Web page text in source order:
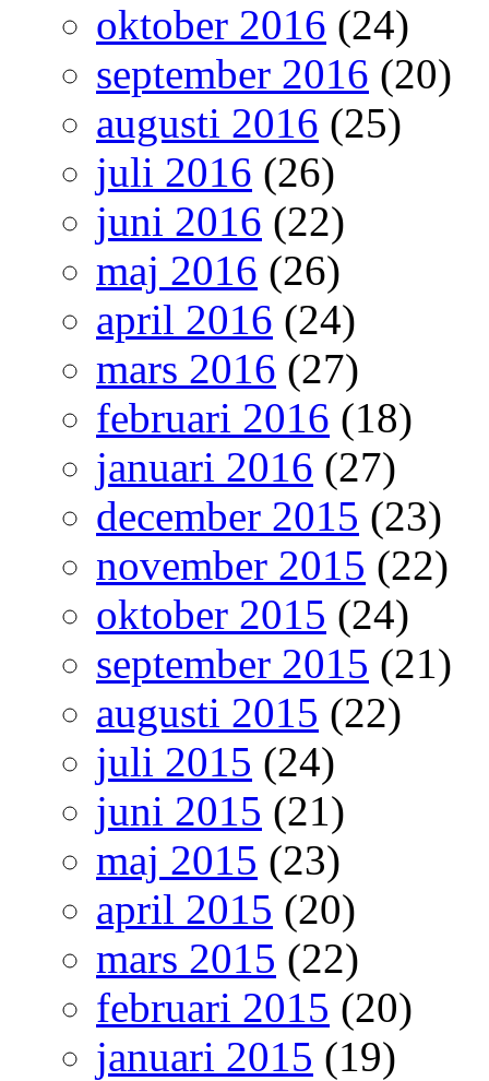
oktober 2016 (24)
september 2016 (20)
augusti 2016 (25)
juli 2016 (26)
juni 2016 (22)
maj 2016 (26)
april 2016 (24)
mars 2016 (27)
februari 2016 (18)
januari 2016 (27)
december 2015 (23)
november 2015 (22)
oktober 2015 (24)
september 2015 (21)
augusti 2015 (22)
juli 2015 (24)
juni 2015 (21)
maj 2015 (23)
april 2015 (20)
mars 2015 (22)
februari 2015 (20)
januari 2015 (19)